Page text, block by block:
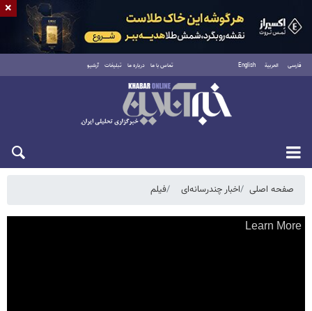
فارسی العربية English تماس با ما درباره ما تبلیغات آرشیو
شنبه ۱۷ مرداد ۱۴۰۵
صفحه اصلی اخبار چندرسانه‌ای فیلم
×